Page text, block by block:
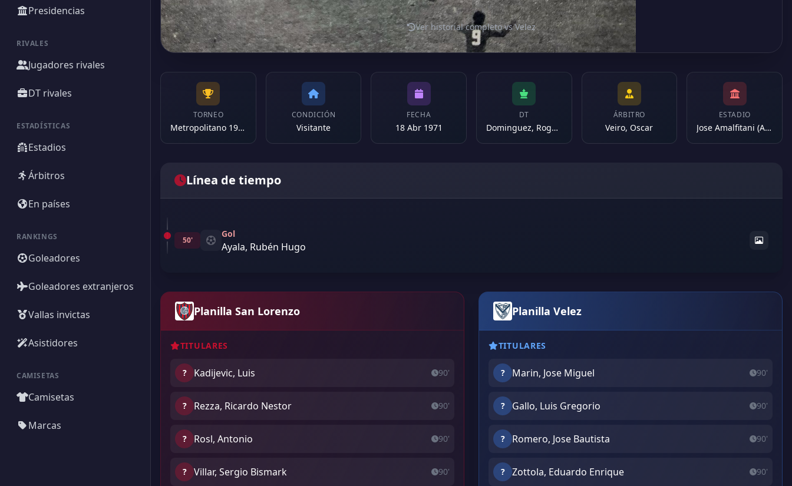
Presidencias
RIVALES
Jugadores rivales
DT rivales
ESTADÍSTICAS
Estadios
Árbitros
En países
RANKINGS
Goleadores
Goleadores extranjeros
Vallas invictas
Asistidores
CAMISETAS
Camisetas
Marcas
Ver historial completo vs Velez
TORNEO
Metropolitano 1971
CONDICIÓN
Visitante
FECHA
18 Abr 1971
DT
Dominguez, Rogelio Antonio
ÁRBITRO
Veiro, Oscar
ESTADIO
Jose Amalfitani (Argentina)
Línea de tiempo
50'
Gol
Ayala, Rubén Hugo
Planilla San Lorenzo
TITULARES
? Kadijevic, Luis 90'
? Rezza, Ricardo Nestor 90'
? Rosl, Antonio 90'
? Villar, Sergio Bismark 90'
Planilla Velez
TITULARES
? Marin, Jose Miguel 90'
? Gallo, Luis Gregorio 90'
? Romero, Jose Bautista 90'
? Zottola, Eduardo Enrique 90'